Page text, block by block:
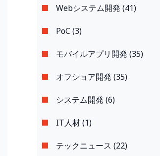
Webシステム開発 (41)
PoC (3)
モバイルアプリ開発 (35)
オフショア開発 (35)
システム開発 (6)
IT人材 (1)
テックニュース (22)